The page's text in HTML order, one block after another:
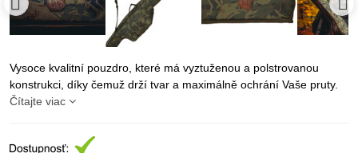
Vysoce kvalitní pouzdro, které má vyztuženou a polstrovanou
konstrukci, díky čemuž drží tvar a maximálně ochrání Vaše pruty.
Čítajte viac